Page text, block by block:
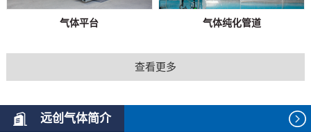
气体平台 气体纯化管道
查看更多
远创气体简介